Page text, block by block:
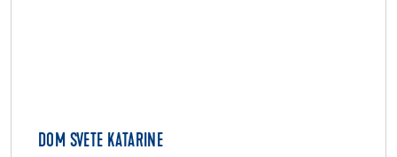
DOM SVETE KATARINE